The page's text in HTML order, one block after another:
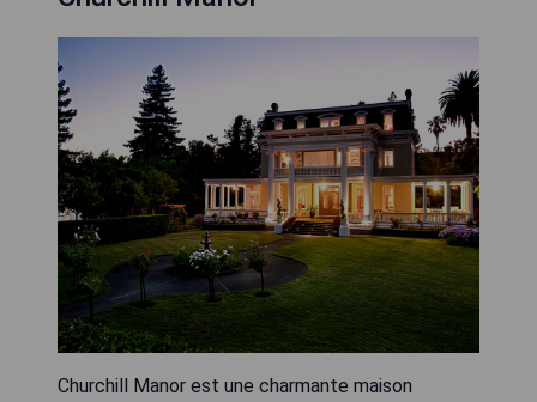
Churchill Manor est une charmante maison